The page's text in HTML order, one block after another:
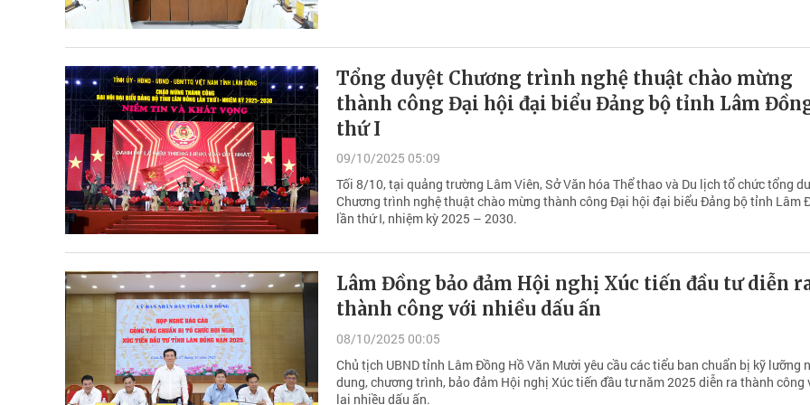
Tổng duyệt Chương trình nghệ thuật chào mừng
thành công Đại hội đại biểu Đảng bộ tỉnh Lâm
thứ I
09/10/2025 05:09
Tối 8/10, tại quảng trường Lâm Viên, Sở Văn hóa Thể thao và Du lịch tổ chức tổng
Chương trình nghệ thuật chào mừng thành công Đại hội đại biểu Đảng bộ tỉnh Lâm
lần thứ I, nhiệm kỳ 2025 – 2030.
Lâm Đồng bảo đảm Hội nghị Xúc tiến đầu tư diễn
thành công với nhiều dấu ấn
08/10/2025 00:05
Chủ tịch UBND tỉnh Lâm Đồng Hồ Văn Mười yêu cầu các tiểu ban chuẩn bị kỹ lưỡng
dung, chương trình, bảo đảm Hội nghị Xúc tiến đầu tư năm 2025 diễn ra thành công
lại nhiều dấu ấn.